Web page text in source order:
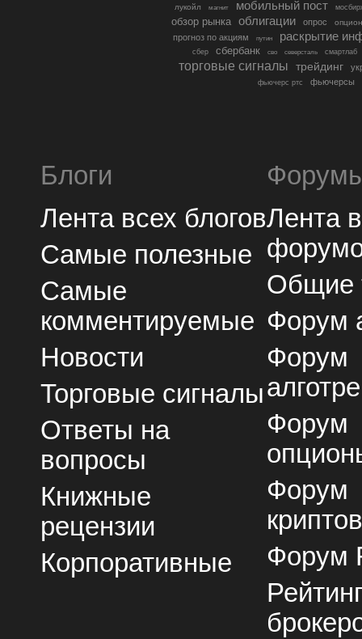
лукойл магнит мобильный пост
обзор рынка облигации опрос
прогноз по акциям путин раскрытие
сбер сбербанк сво северсталь смартлаб
торговые сигналы трейдинг
фьючерс ртс фьючерсы
Блоги
Лента всех блогов
Самые полезные
Самые
комментируемые
Новости
Торговые сигналы
Ответы на
вопросы
Книжные
рецензии
Корпоративные
Лента
Общие
Форум
Форум
Форум
Форум
Форум